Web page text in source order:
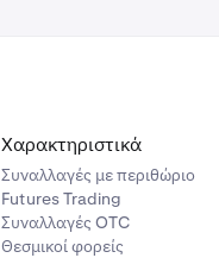
Χαρακτηριστικά
Συναλλαγές με περιθώριο
Futures Trading
Συναλλαγές OTC
Θεσμικοί φορείς